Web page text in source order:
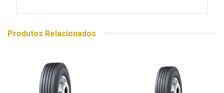
Produtos Relacionados